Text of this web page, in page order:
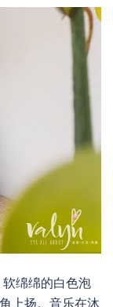
绵绵的白色泡
上扬。音乐在沐